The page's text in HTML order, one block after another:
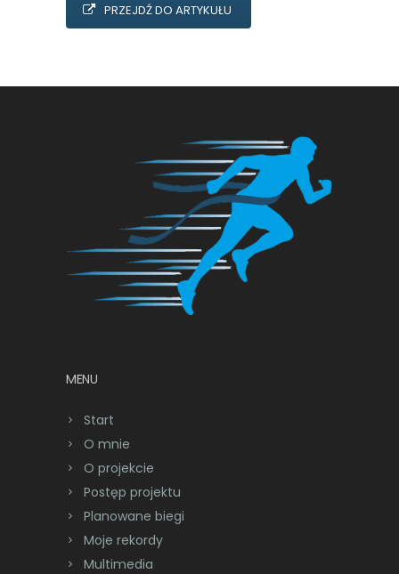
PRZEJDŹ DO ARTYKUŁU
MENU
Start
O mnie
O projekcie
Postęp projektu
Planowane biegi
Moje rekordy
Multimedia